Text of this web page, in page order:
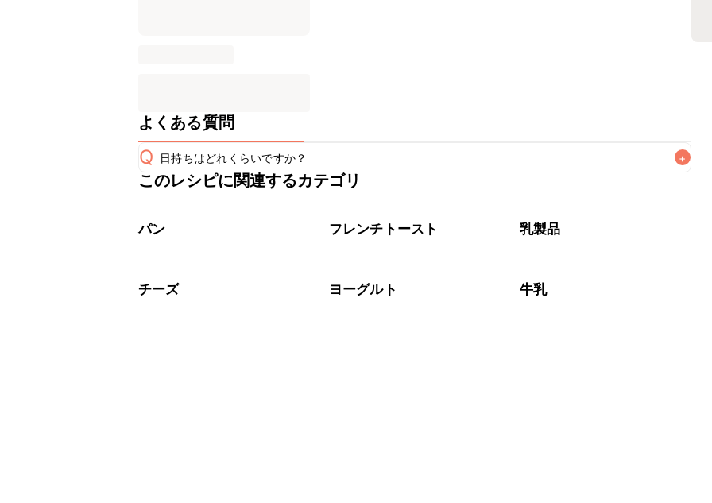
よくある質問
Q 日持ちはどれくらいですか？ +
保存期間は冷蔵で当日中が目安です。なるべくお早めにお召し上がりください。
※日持ちは目安です。
このレシピに関連するカテゴリ
パン フレンチトースト 乳製品
チーズ ヨーグルト 牛乳